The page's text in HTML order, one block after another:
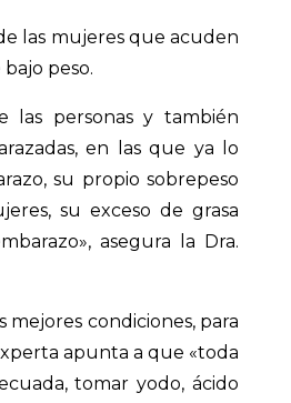
las mujeres que acuden
peso.
las personas y también
en las que ya lo
su propio sobrepeso
su exceso de grasa
asegura la Dra.
condiciones, para
apunta a que «toda
tomar yodo, ácido